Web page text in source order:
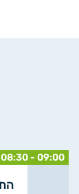
08:30 - 09:00